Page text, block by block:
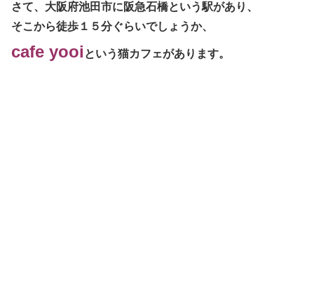
さて、大阪府池田市に阪急石橋という駅があり、
そこから徒歩１５分ぐらいでしょうか、
cafe yooi という猫カフェがあります。